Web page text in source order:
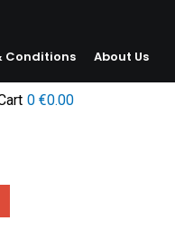
Conditions About Us
0 €0.00